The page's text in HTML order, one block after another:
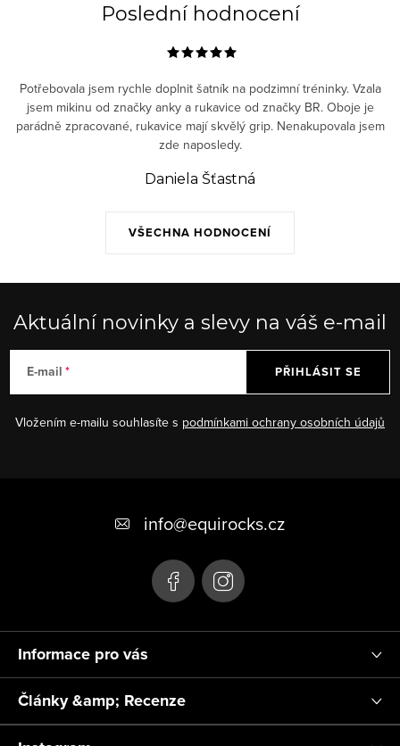
Poslední hodnocení
VŠECHNA HODNOCENÍ
Potřebovala jsem rychle doplnit šatník na podzimní tréninky. Vzala
jsem mikinu od značky anky a rukavice od značky BR. Oboje je
parádně zpracované, rukavice mají skvělý grip. Nenakupovala jsem
zde naposledy.
Daniela Šťastná
Aktuální novinky a slevy na váš e-mail
E-mail
Vložením e-mailu souhlasíte s podmínkami ochrany osobních údajů
PŘIHLÁSIT SE
í
info@equirocks.cz
Informace pro vás
Články &amp; Recenze